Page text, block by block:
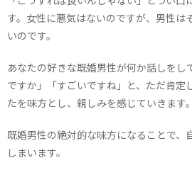
す。女性に悪気はないのですが、男性は
いのです。
あなたの好きな既婚男性が何か話しをし
ですか」「すごいですね」と、ただ肯定
たを味方とし、親しみを感じていきます。
既婚男性の絶対的な味方になることで、
しまいます。